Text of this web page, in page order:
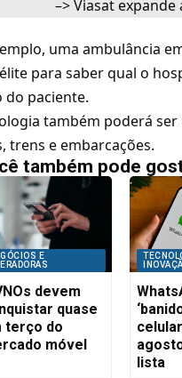
–>Viasat
uma ambulância
para saber qual o
do paciente.
também poderá
trens e embarcações.
também pode
E
devem
quase
terço do
móvel
lista